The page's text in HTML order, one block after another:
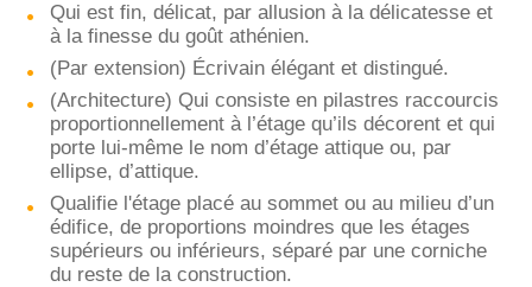
Qui est fin, délicat, par allusion à la délicatesse et
à la finesse du goût athénien.
(Par extension) Écrivain élégant et distingué.
(Architecture) Qui consiste en pilastres raccourcis
proportionnellement à l’étage qu’ils décorent et qui
porte lui-même le nom d’étage attique ou, par
ellipse, d’attique.
Qualifie l'étage placé au sommet ou au milieu d’un
édifice, de proportions moindres que les étages
supérieurs ou inférieurs, séparé par une corniche
du reste de la construction.